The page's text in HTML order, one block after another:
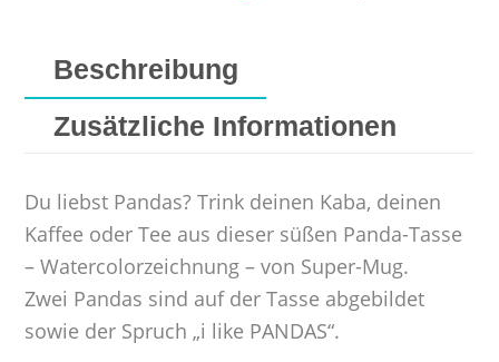
Beschreibung
Zusätzliche Informationen
Du liebst Pandas? Trink deinen Kaba, deinen
Kaffee oder Tee aus dieser süßen Panda-Tasse
– Watercolorzeichnung – von Super-Mug.
Zwei Pandas sind auf der Tasse abgebildet
sowie der Spruch „i like PANDAS“.